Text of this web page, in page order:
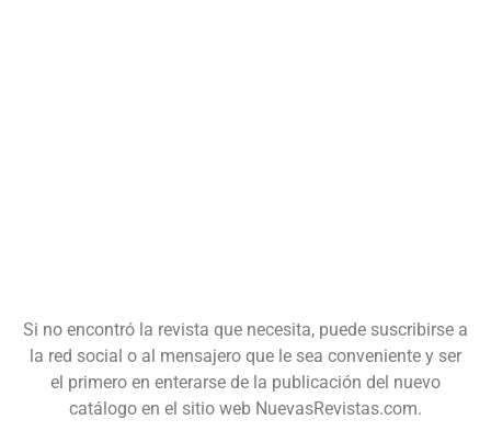
Si no encontró la revista que necesita, puede suscribirse a
la red social o al mensajero que le sea conveniente y ser
el primero en enterarse de la publicación del nuevo
catálogo en el sitio web NuevasRevistas.com.